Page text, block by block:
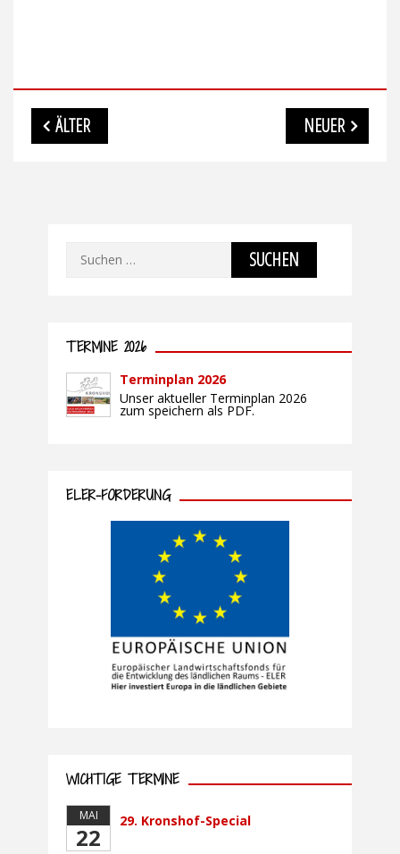
Beitragsnavigation
ÄLTER NEUER
Suchen
TERMINE 2026
Terminplan 2026
Unser aktueller Terminplan 2026
zum speichern als PDF.
ELER-FÖRDERUNG
WICHTIGE TERMINE
MAI
22
29. Kronshof-Special